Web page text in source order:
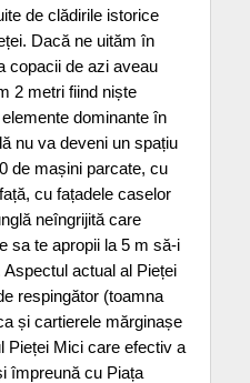
de clădirile istorice
Dacă ne uităm în
copacii de azi aveau
2 metri fiind niște
dominante în
nu va deveni un spațiu
de mașini parcate, cu
cu fațadele caselor
neîngrijită care
sa te apropii la 5 m să-i
actual al Pieței
respingător (toamna
și cartierele mărginașe
Pieței Mici care efectiv a
împreună cu Piața